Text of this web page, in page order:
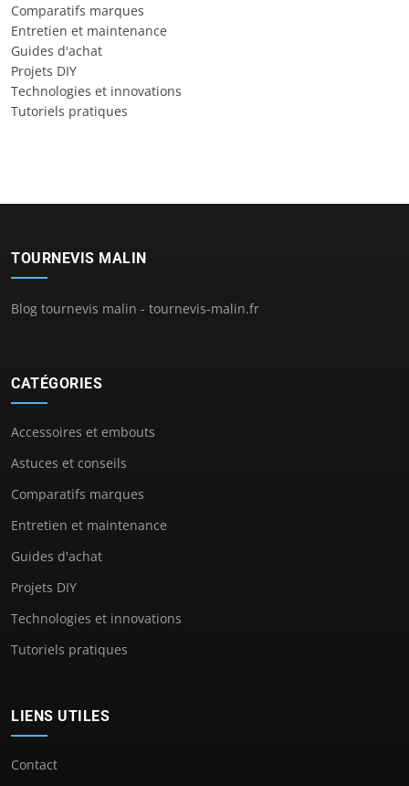
Comparatifs marques
Entretien et maintenance
Guides d'achat
Projets DIY
Technologies et innovations
Tutoriels pratiques
TOURNEVIS MALIN
Blog tournevis malin - tournevis-malin.fr
CATÉGORIES
Accessoires et embouts
Astuces et conseils
Comparatifs marques
Entretien et maintenance
Guides d'achat
Projets DIY
Technologies et innovations
Tutoriels pratiques
LIENS UTILES
Contact